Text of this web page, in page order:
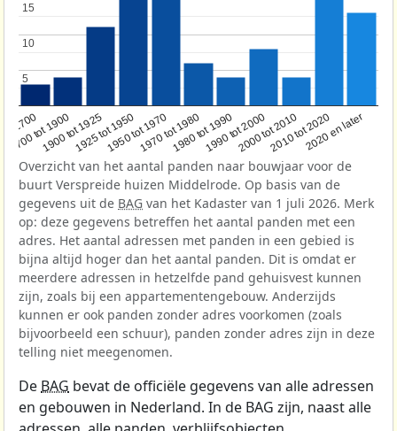
1700
1700 tot 1900
1900 tot 19251925 tot 19501950 tot 19701970 tot 19801980 tot 19901990 tot 20002000 tot 20102010 tot 20202020 en later
5
5
10
10
15
15
Overzicht van het aantal panden naar bouwjaar voor de
buurt Verspreide huizen Middelrode. Op basis van de
gegevens uit de BAG van het Kadaster van 1 juli 2026. Merk
op: deze gegevens betreffen het aantal panden met een
adres. Het aantal adressen met panden in een gebied is
bijna altijd hoger dan het aantal panden. Dit is omdat er
meerdere adressen in hetzelfde pand gehuisvest kunnen
zijn, zoals bij een appartementengebouw. Anderzijds
kunnen er ook panden zonder adres voorkomen (zoals
bijvoorbeeld een schuur), panden zonder adres zijn in deze
telling niet meegenomen.
De BAG bevat de officiële gegevens van alle adressen
en gebouwen in Nederland. In de BAG zijn, naast alle